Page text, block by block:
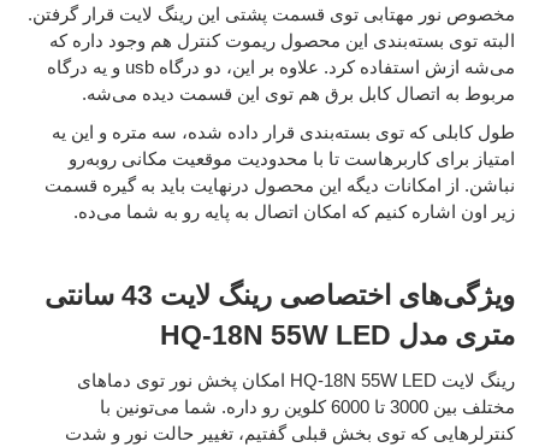
مخصوص نور مهتابی توی قسمت پشتی‌ این رینگ لایت قرار گرفتن.
البته توی بسته‌بندی این محصول ریموت کنترل هم وجود داره که
می‌شه ازش استفاده کرد. علاوه بر این، دو درگاه usb و یه درگاه
مربوط به اتصال کابل برق هم توی این قسمت دیده می‌شه.
طول کابلی که توی بسته‌بندی قرار داده شده، سه متره و این یه
امتیاز برای کاربرهاست تا با محدودیت موقعیت مکانی روبه‌رو
نباشن. از امکانات دیگه این محصول درنهایت باید به گیره قسمت
زیر اون اشاره کنیم که امکان اتصال به پایه رو به شما می‌ده.
ویژگی‌های اختصاصی رینگ لایت 43 سانتی
متری مدل HQ-18N 55W LED
رینگ لایت HQ-18N 55W LED امکان پخش نور توی دماهای
مختلف بین 3000 تا 6000 کلوین رو داره. شما می‌تونین با
کنترلرهایی که توی بخش قبلی گفتیم، تغییر حالت نور و شدت